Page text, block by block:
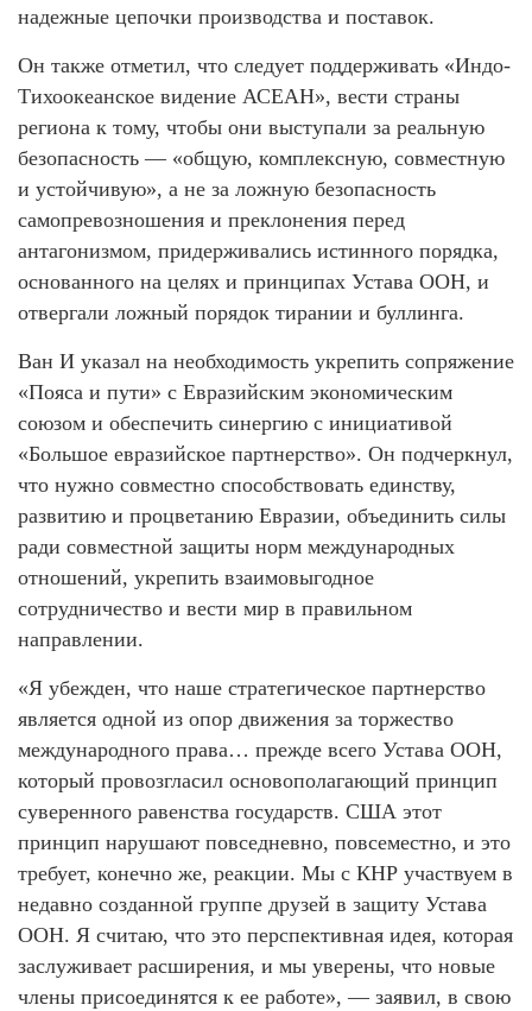
надежные цепочки производства и поставок.
Он также отметил, что следует поддерживать «Индо-
Тихоокеанское видение АСЕАН», вести страны
региона к тому, чтобы они выступали за реальную
безопасность — «общую, комплексную, совместную
и устойчивую», а не за ложную безопасность
самопревозношения и преклонения перед
антагонизмом, придерживались истинного порядка,
основанного на целях и принципах Устава ООН, и
отвергали ложный порядок тирании и буллинга.
Ван И указал на необходимость укрепить сопряжение
«Пояса и пути» с Евразийским экономическим
союзом и обеспечить синергию с инициативой
«Большое евразийское партнерство». Он подчеркнул,
что нужно совместно способствовать единству,
развитию и процветанию Евразии, объединить силы
ради совместной защиты норм международных
отношений, укрепить взаимовыгодное
сотрудничество и вести мир в правильном
направлении.
«Я убежден, что наше стратегическое партнерство
является одной из опор движения за торжество
международного права… прежде всего Устава ООН,
который провозгласил основополагающий принцип
суверенного равенства государств. США этот
принцип нарушают повседневно, повсеместно, и это
требует, конечно же, реакции. Мы с КНР участвуем в
недавно созданной группе друзей в защиту Устава
ООН. Я считаю, что это перспективная идея, которая
заслуживает расширения, и мы уверены, что новые
члены присоединятся к ее работе», — заявил, в свою